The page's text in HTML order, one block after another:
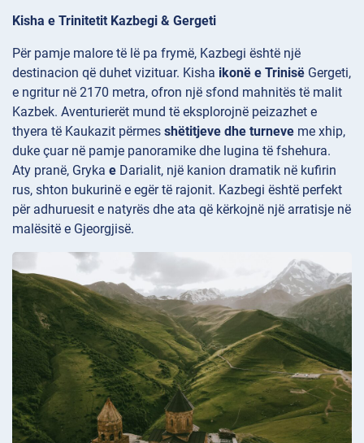
Kisha e Trinitetit Kazbegi & Gergeti
Për pamje malore të lë pa frymë, Kazbegi është një
destinacion që duhet vizituar. Kisha ikonë e Trinisë Gergeti,
e ngritur në 2170 metra, ofron një sfond mahnitës të malit
Kazbek. Aventurierët mund të eksplorojnë peizazhet e
thyera të Kaukazit përmes shëtitjeve dhe turneve me xhip,
duke çuar në pamje panoramike dhe lugina të fshehura.
Aty pranë, Gryka e Darialit, një kanion dramatik në kufirin
rus, shton bukurinë e egër të rajonit. Kazbegi është perfekt
për adhuruesit e natyrës dhe ata që kërkojnë një arratisje në
malësitë e Gjeorgjisë.